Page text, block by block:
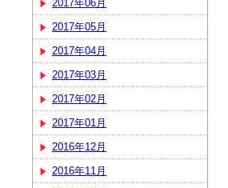
2017年06月
2017年05月
2017年04月
2017年03月
2017年02月
2017年01月
2016年12月
2016年11月